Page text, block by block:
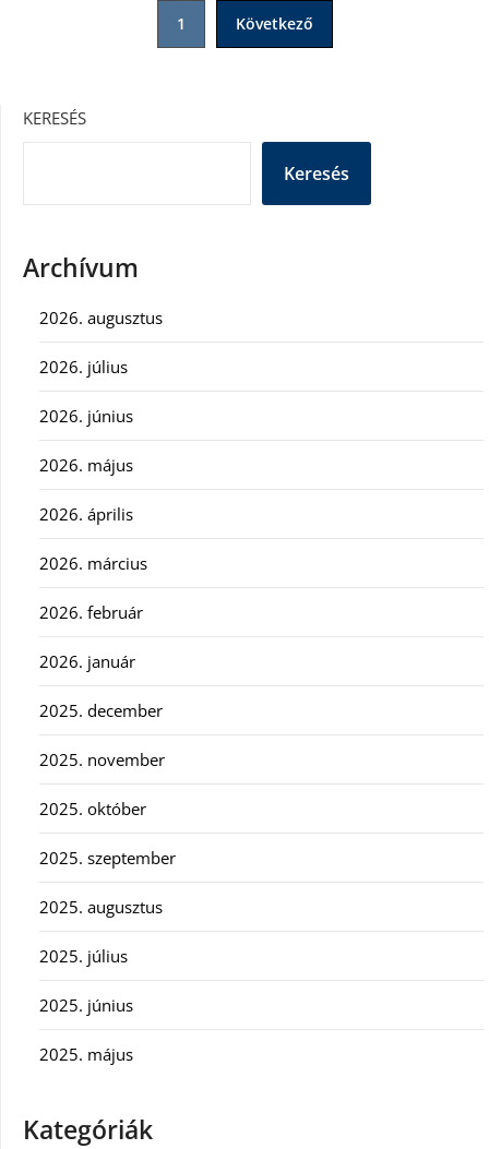
1 Következő
KERESÉS
Keresés
Archívum
2026. augusztus
2026. július
2026. június
2026. május
2026. április
2026. március
2026. február
2026. január
2025. december
2025. november
2025. október
2025. szeptember
2025. augusztus
2025. július
2025. június
2025. május
Kategóriák